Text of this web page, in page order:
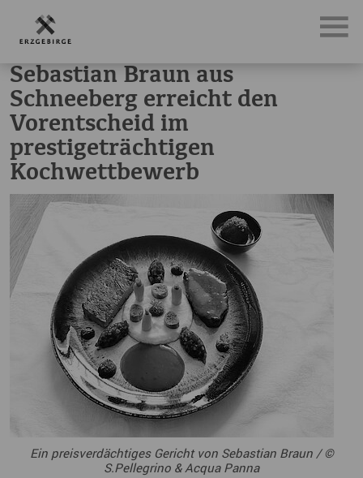
News, Neuigkeiten & Nachrichten aus dem Erzgebirge
Sebastian Braun aus
Schneeberg erreicht den
Vorentscheid im
prestigeträchtigen
Kochwettbewerb
Ein preisverdächtiges Gericht von Sebastian Braun / ©
S.Pellegrino & Acqua Panna